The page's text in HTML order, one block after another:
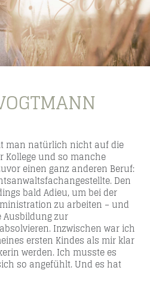
man natürlich nicht auf die
Kollege und so manche
einen ganz anderen Beruf:
Den
bald Adieu, um bei der
zu arbeiten – und
Ausbildung zur
Inzwischen war ich
ersten Kindes als mir klar
werden. Ich musste es
so angefühlt. Und es hat